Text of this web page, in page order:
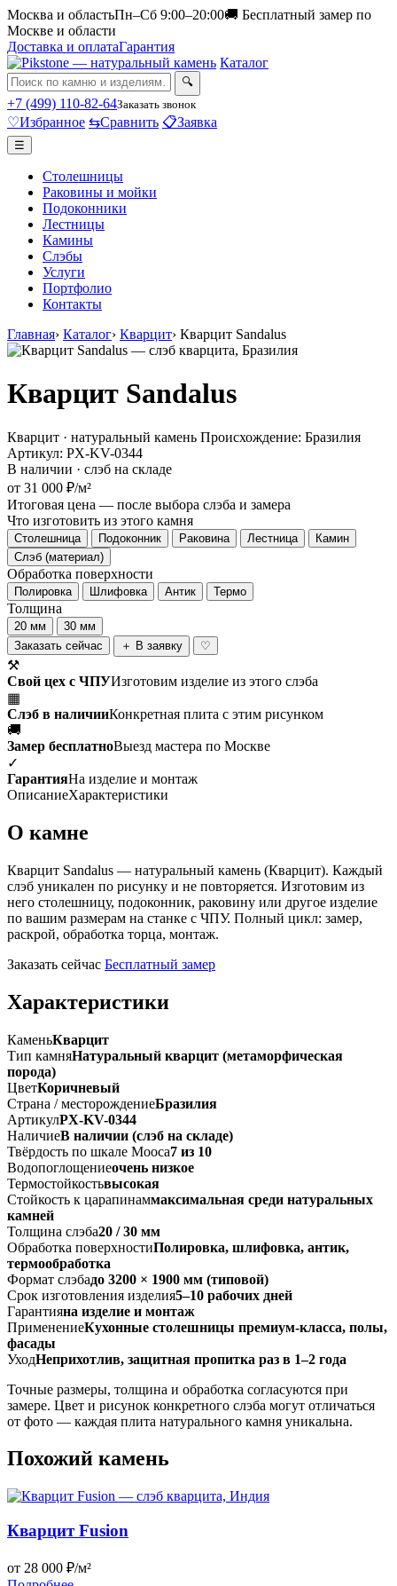
Москва и областьПн–Сб 9:00–20:00🚚 Бесплатный замер по
Москве и области
Доставка и оплатаГарантия
Каталог
🔍
+7 (499) 110-82-64Заказать звонок
♡Избранное ⇆Сравнить 📋Заявка
☰
Столешницы
Раковины и мойки
Подоконники
Лестницы
Камины
Слэбы
Услуги
Портфолио
Контакты
Главная› Каталог› Кварцит› Кварцит Sandalus
Кварцит Sandalus
Кварцит · натуральный камень Происхождение: Бразилия
Артикул: PX-KV-0344
В наличии · слэб на складе
от 31 000 ₽/м²
Итоговая цена — после выбора слэба и замера
Что изготовить из этого камня
Столешница Подоконник Раковина Лестница
Камин
Слэб (материал)
Обработка поверхности
Полировка Шлифовка Антик Термо
Толщина
20 мм
30 мм
Заказать сейчас
＋ В заявку ♡
⚒
Свой цех с ЧПУИзготовим изделие из этого слэба
▦
Слэб в наличииКонкретная плита с этим рисунком
🚚
Замер бесплатноВыезд мастера по Москве
✓
ГарантияНа изделие и монтаж
ОписаниеХарактеристики
О камне
Кварцит Sandalus — натуральный камень (Кварцит). Каждый
слэб уникален по рисунку и не повторяется. Изготовим из
него столешницу, подоконник, раковину или другое изделие
по вашим размерам на станке с ЧПУ. Полный цикл: замер,
раскрой, обработка торца, монтаж.
Заказать сейчас Бесплатный замер
Характеристики
КаменьКварцит
Тип камняНатуральный кварцит (метаморфическая
порода)
ЦветКоричневый
Страна / месторождениеБразилия
АртикулPX-KV-0344
НаличиеВ наличии (слэб на складе)
Твёрдость по шкале Мооса7 из 10
Водопоглощениеочень низкое
Термостойкостьвысокая
Стойкость к царапинаммаксимальная среди натуральных
камней
Толщина слэба20 / 30 мм
Обработка поверхностиПолировка, шлифовка, антик,
термообработка
Формат слэбадо 3200 × 1900 мм (типовой)
Срок изготовления изделия5–10 рабочих дней
Гарантияна изделие и монтаж
ПрименениеКухонные столешницы премиум-класса, полы,
фасады
УходНеприхотлив, защитная пропитка раз в 1–2 года
Точные размеры, толщина и обработка согласуются при
замере. Цвет и рисунок конкретного слэба могут отличаться
от фото — каждая плита натурального камня уникальна.
Похожий камень
Кварцит Fusion
от 28 000 ₽/м²